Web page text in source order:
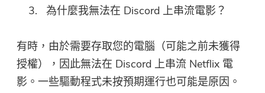
為什麼我無法在 Discord 上串流電影？
有時，由於需要存取您的電腦（可能之前未獲得
授權），因此無法在 Discord 上串流 Netflix 電
影。一些驅動程式未按預期運行也可能是原因。